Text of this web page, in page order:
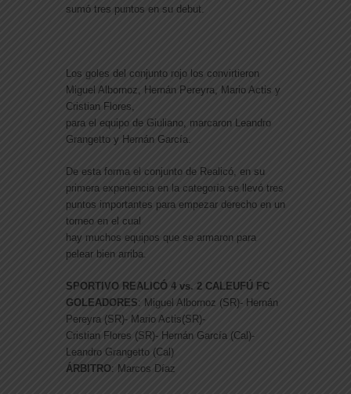
sumó tres puntos en su debut.
Los goles del conjunto rojo los convirtieron
Miguel Albornoz, Hernán Pereyra, Mario Actis y
Cristian Flores,
para el equipo de Giuliano, marcaron Leandro
Grangetto y Hernán García.
De esta forma el conjunto de Realicó, en su
primera experiencia en la categoría se llevó tres
puntos importantes para empezar derecho en un
torneo en el cual
hay muchos equipos que se armaron para
pelear bien arriba.
SPORTIVO REALICÓ 4 vs. 2 CALEUFÚ FC
GOLEADORES: Miguel Albornoz (SR)- Hernán
Pereyra (SR)- Mario Actis(SR)-
Cristian Flores (SR)- Hernán García (Cal)-
Leandro Grangetto (Cal)
ÁRBITRO: Marcos Díaz